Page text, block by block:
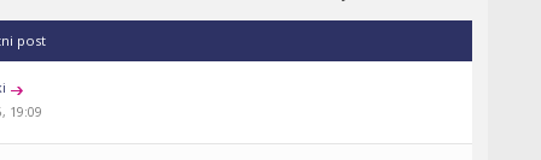
post
19:09